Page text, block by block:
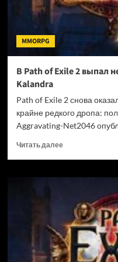
MMORPG
В Path of Exile 2 выпал
Kalandra
Path of Exile 2 снова
крайне редкого дропа:
Aggravating-Net2046
Читать далееПрочитать
В
Exile
2
выпал
невероятный
лут: